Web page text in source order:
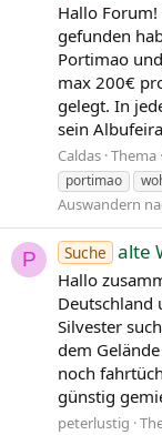
Hallo
gefunden
Portimao
max 200€
gelegt. In
sein
Caldas Thema
portimao
Auswandern
P Suche alte
Hallo
Deutschland
Silvester
dem
noch
günstig
peterlustig